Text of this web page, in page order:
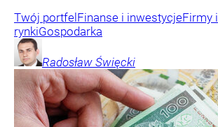
Twój portfel Finanse i inwestycjeFirmy i
rynkiGospodarka
Radosław Święcki